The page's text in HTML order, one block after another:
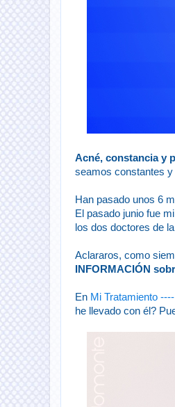
Acné, constancia y
seamos constantes
Han pasado unos 6
El pasado junio fue
los dos doctores de
Aclararos, como
INFORMACIÓN
En Mi Tratamiento
he llevado con él?